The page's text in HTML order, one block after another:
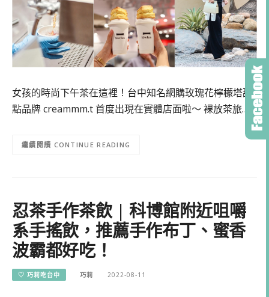
女孩的時尚下午茶在這裡！台中知名網購玫瑰花檸檬塔甜
點品牌 creammm.t 首度出現在實體店面啦～ 裸放茶旅…
CONTINUE READING
忍茶手作茶飲 | 科博館附近咀嚼
系手搖飲，推薦手作布丁、蜜香
波霸都好吃！
♡ 巧莉吃台中 巧莉 2022-08-11